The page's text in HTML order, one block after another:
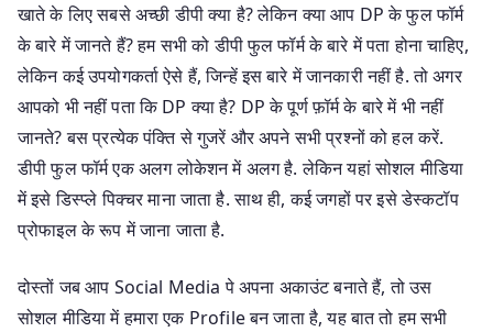
खाते के लिए सबसे अच्छी डीपी क्या है? लेकिन क्या आप DP के फुल फॉर्म
के बारे में जानते हैं? हम सभी को डीपी फुल फॉर्म के बारे में पता होना चाहिए,
लेकिन कई उपयोगकर्ता ऐसे हैं, जिन्हें इस बारे में जानकारी नहीं है. तो अगर
आपको भी नहीं पता कि DP क्या है? DP के पूर्ण फ़ॉर्म के बारे में भी नहीं
जानते? बस प्रत्येक पंक्ति से गुजरें और अपने सभी प्रश्नों को हल करें.
डीपी फुल फॉर्म एक अलग लोकेशन में अलग है. लेकिन यहां सोशल मीडिया
में इसे डिस्प्ले पिक्चर माना जाता है. साथ ही, कई जगहों पर इसे डेस्कटॉप
प्रोफाइल के रूप में जाना जाता है.
दोस्तों जब आप Social Media पे अपना अकाउंट बनाते हैं, तो उस
सोशल मीडिया में हमारा एक Profile बन जाता है, यह बात तो हम सभी